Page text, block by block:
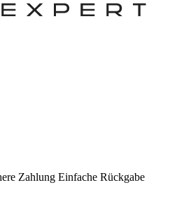
Zahlung Einfache Rückgabe